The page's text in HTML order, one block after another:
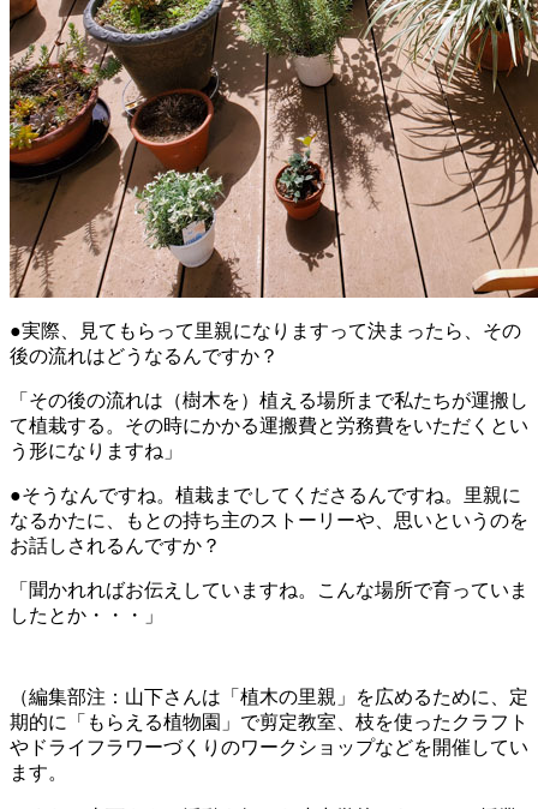
●実際、見てもらって里親になりますって決まったら、その
後の流れはどうなるんですか？
「その後の流れは（樹木を）植える場所まで私たちが運搬し
て植栽する。その時にかかる運搬費と労務費をいただくとい
う形になりますね」
●そうなんですね。植栽までしてくださるんですね。里親に
なるかたに、もとの持ち主のストーリーや、思いというのを
お話しされるんですか？
「聞かれればお伝えしていますね。こんな場所で育っていま
したとか・・・」
（編集部注：山下さんは「植木の里親」を広めるために、定
期的に「もらえる植物園」で剪定教室、枝を使ったクラフト
やドライフラワーづくりのワークショップなどを開催してい
ます。